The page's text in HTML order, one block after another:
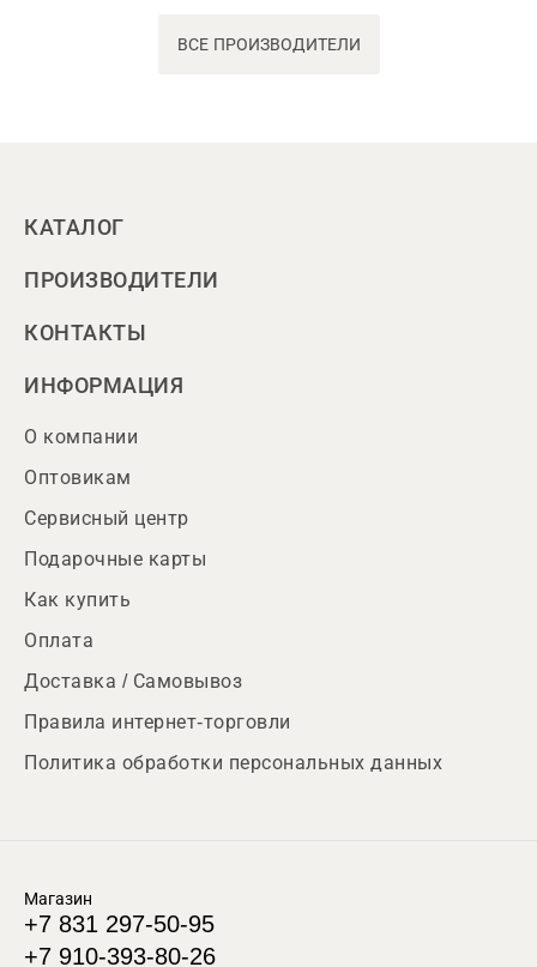
ВСЕ ПРОИЗВОДИТЕЛИ
КАТАЛОГ
ПРОИЗВОДИТЕЛИ
КОНТАКТЫ
ИНФОРМАЦИЯ
О компании
Оптовикам
Сервисный центр
Подарочные карты
Как купить
Оплата
Доставка / Самовывоз
Правила интернет-торговли
Политика обработки персональных данных
Магазин
+7 831 297-50-95
+7 910-393-80-26